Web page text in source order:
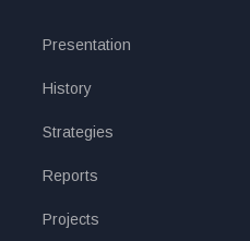
Presentation
History
Strategies
Reports
Projects